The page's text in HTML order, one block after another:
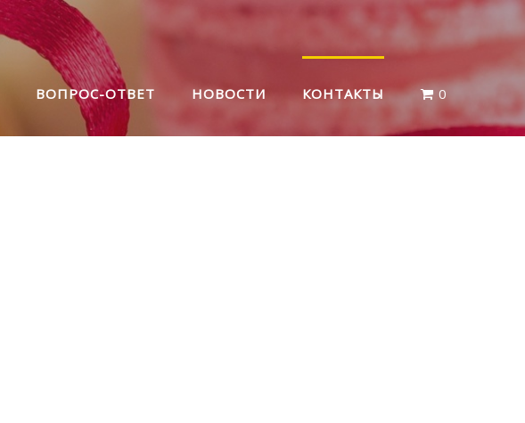
ВОПРОС-ОТВЕТ НОВОСТИ КОНТАКТЫ 0